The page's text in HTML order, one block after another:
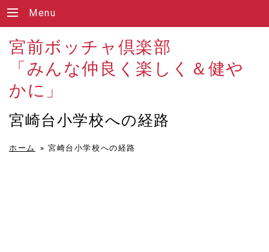
Menu
宮前ボッチャ倶楽部
「みんな仲良く楽しく＆健や
かに」
宮崎台小学校への経路
ホーム » 宮崎台小学校への経路